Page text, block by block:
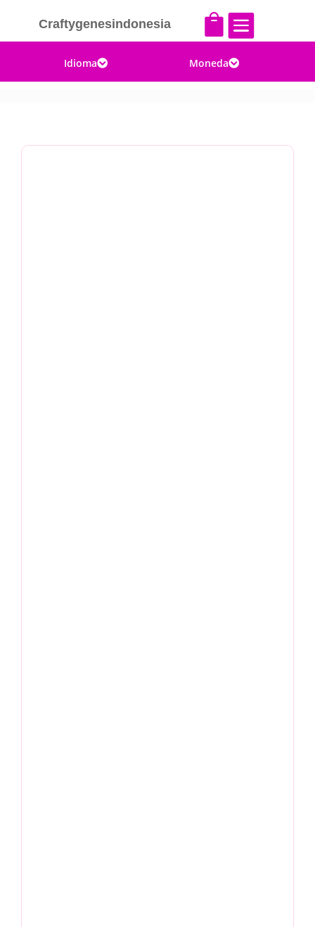
Craftygenesindonesia  
Idioma Moneda